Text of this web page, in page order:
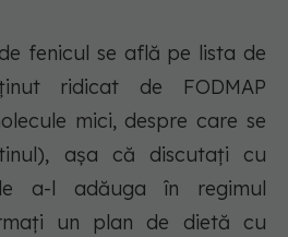
fenicul se află pe lista de
ridicat de FODMAP
mici, despre care se
așa că discutați cu
a-l adăuga în regimul
un plan de dietă cu